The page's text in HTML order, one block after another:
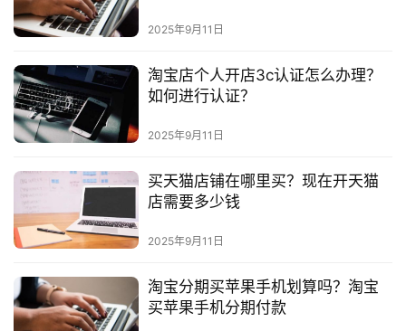
2025年9月11日
淘宝店个人开店3c认证怎么办理？
如何进行认证？
2025年9月11日
买天猫店铺在哪里买？现在开天猫
店需要多少钱
2025年9月11日
淘宝分期买苹果手机划算吗？淘宝
买苹果手机分期付款